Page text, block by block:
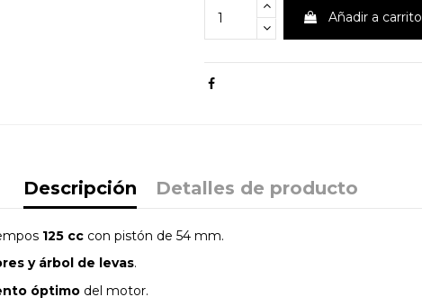
Añadir a carrito
Descripción Detalles de producto
125 cc con pistón de 54 mm.
y árbol de levas.
óptimo del motor.